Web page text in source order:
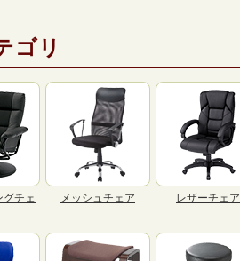
ゴリ
グチェ
メッシュチェア レザーチェア